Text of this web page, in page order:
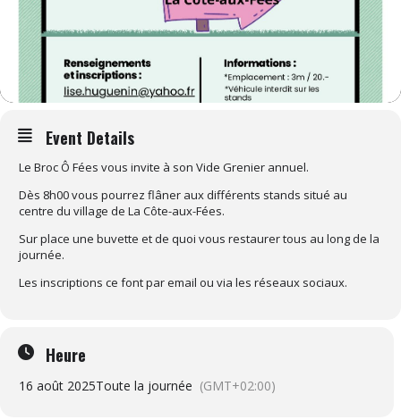
Event Details
Le Broc Ô Fées vous invite à son Vide Grenier annuel.
Dès 8h00 vous pourrez flâner aux différents stands situé au
centre du village de La Côte-aux-Fées.
Sur place une buvette et de quoi vous restaurer tous au long de la
journée.
Les inscriptions ce font par email ou via les réseaux sociaux.
Heure
16 août 2025Toute la journée (GMT+02:00)